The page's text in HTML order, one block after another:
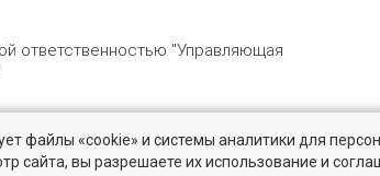
ответственностью "Управляющая
331-93-56 196105, Санкт-Петербург, пр.
файлы «cookie» и системы аналитики для
сайта, вы разрешаете их использование и